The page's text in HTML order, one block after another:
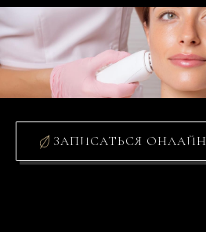
ЗАПИСАТЬСЯ ОНЛАЙН